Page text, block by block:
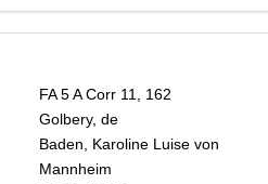
FA 5 A Corr 11, 162
Golbery, de
Baden, Karoline Luise von
Mannheim